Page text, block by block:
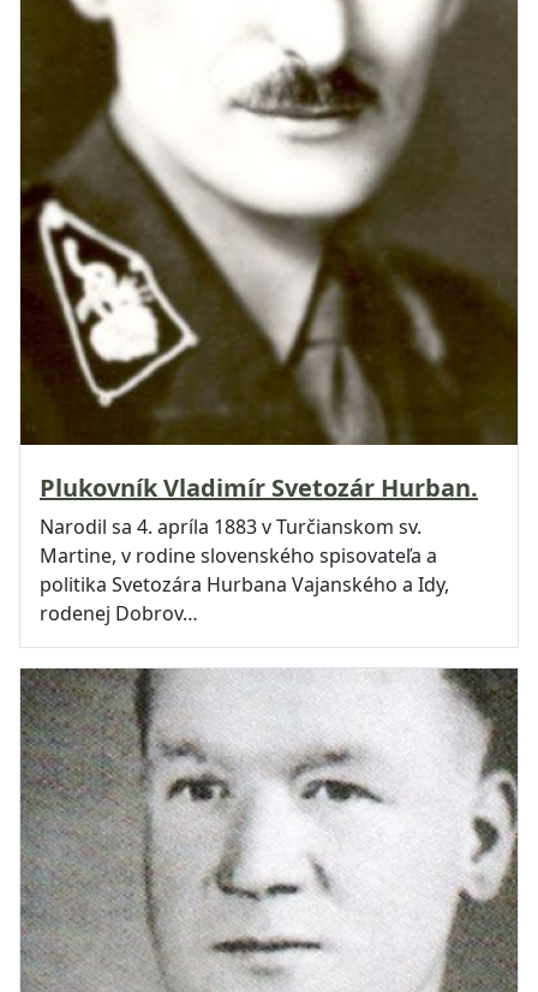
Plukovník Vladimír Svetozár Hurban.
Narodil sa 4. apríla 1883 v Turčianskom sv.
Martine, v rodine slovenského spisovateľa a
politika Svetozára Hurbana Vajanského a Idy,
rodenej Dobrov…